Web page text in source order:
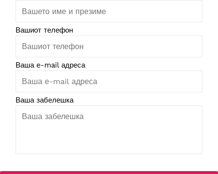
Вашиот телефон
Ваша е-mail адреса
Ваша забелешка